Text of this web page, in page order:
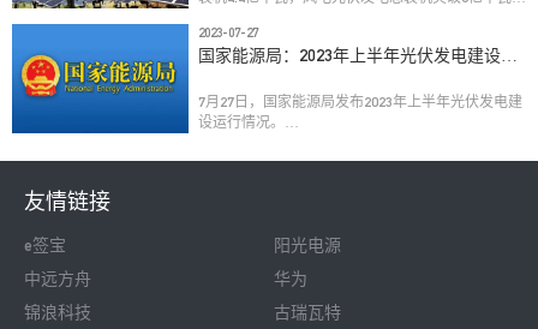
瓦，约为36个三峡电站的总装机容量。
2023-07-27
国家能源局：2023年上半年光伏发电建设运
7月27日，国家能源局发布2023年上半年光伏发电建
设运行情况。
其中集中式光伏电站3766万千瓦，分布式光伏4096.3
友情链接
e签宝
阳光电源
中远方舟
华为
锦浪科技
古瑞瓦特